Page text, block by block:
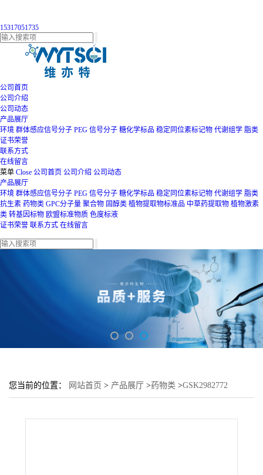
15317051735
公司首页
公司介绍
公司动态
产品展厅
环境 群体感应信号分子 PEG 信号分子 糖化学标品 稳定同位素标记物 代谢组学 脂类
证书荣誉
联系方式
在线留言
菜单 Close 公司首页 公司介绍 公司动态
产品展厅
环境 群体感应信号分子 PEG 信号分子 糖化学标品 稳定同位素标记物 代谢组学 脂类
抗生素 药物类 GPC分子量 聚合物 固醇类 植物提取物标准品 中草药提取物 植物激素
类 转基因标物 欧盟标准物质 色度标液
证书荣誉 联系方式 在线留言
您当前的位置： 网站首页 > 产品展厅 >药物类 >GSK2982772